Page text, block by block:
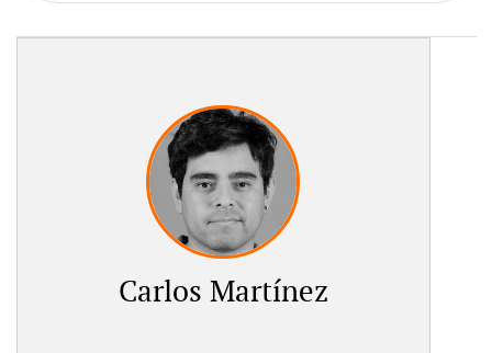
Carlos Martínez